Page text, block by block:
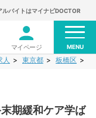
ルバイトはマイナビDOCTOR
マイページ MENU
人 東京都 板橋区
期緩和ケア学ば